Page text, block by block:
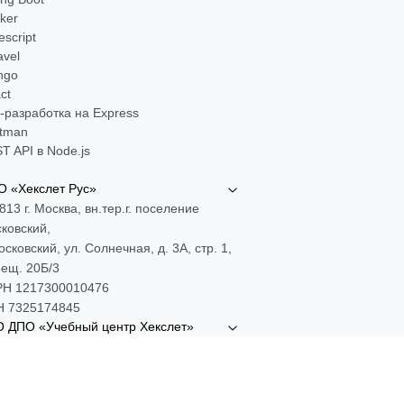
разработка на Express
API в Node.js
«Хекслет Рус»
г. Москва, вн.тер.г. поселение
ул. Солнечная, д. 3А, стр. 1,
20Б/3
1217300010476
7325174845
ДПО «Учебный центр Хекслет»